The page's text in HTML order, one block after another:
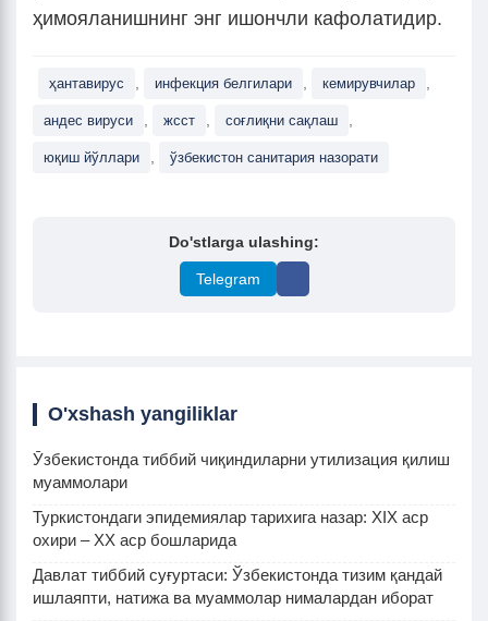
ҳимояланишнинг энг ишончли кафолатидир.
ҳантавирус инфекция белгилари кемирувчилар
андес вируси жсст соғлиқни сақлаш
юқиш йўллари ўзбекистон санитария назорати
Do'stlarga ulashing:
Telegram
O'xshash yangiliklar
Ӯзбекистонда тиббий чиқиндиларни утилизация қилиш
муаммолари
Туркистондаги эпидемиялар тарихига назар: XIX аср
охири – XX аср бошларида
Давлат тиббий суғуртаси: Ўзбекистонда тизим қандай
ишлаяпти, натижа ва муаммолар нималардан иборат